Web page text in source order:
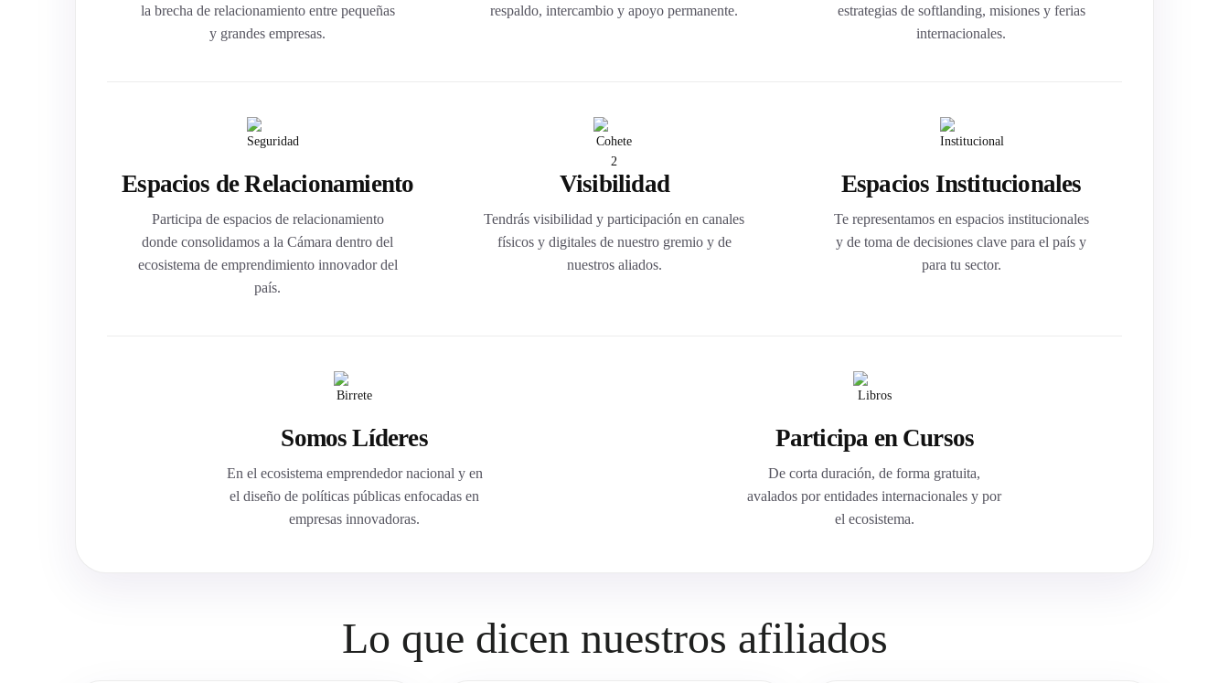
la brecha de relacionamiento entre pequeñas
y grandes empresas.
respaldo, intercambio y apoyo permanente.
estrategias de softlanding, misiones y ferias
internacionales.
Espacios de Relacionamiento
Participa de espacios de relacionamiento
donde consolidamos a la Cámara dentro del
ecosistema de emprendimiento innovador del
país.
Visibilidad
Tendrás visibilidad y participación en canales
físicos y digitales de nuestro gremio y de
nuestros aliados.
Espacios Institucionales
Te representamos en espacios institucionales
y de toma de decisiones clave para el país y
para tu sector.
Somos Líderes
En el ecosistema emprendedor nacional y en
el diseño de políticas públicas enfocadas en
empresas innovadoras.
Participa en Cursos
De corta duración, de forma gratuita,
avalados por entidades internacionales y por
el ecosistema.
Lo que dicen nuestros afiliados